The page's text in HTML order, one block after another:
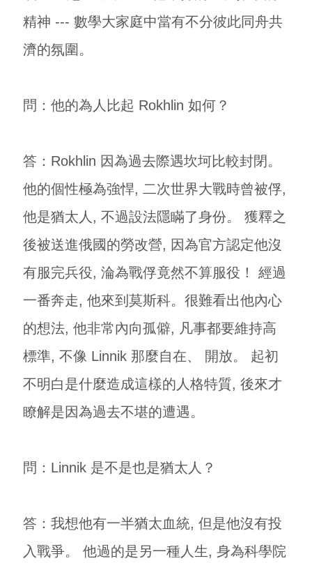
精神 --- 數學大家庭中當有不分彼此同舟共
濟的氛圍。
問：他的為人比起 Rokhlin 如何？
答：Rokhlin 因為過去際遇坎坷比較封閉。
他的個性極為強悍, 二次世界大戰時曾被俘,
他是猶太人, 不過設法隱瞞了身份。 獲釋之
後被送進俄國的勞改營, 因為官方認定他沒
有服完兵役, 淪為戰俘竟然不算服役！ 經過
一番奔走, 他來到莫斯科。很難看出他內心
的想法, 他非常內向孤僻, 凡事都要維持高
標準, 不像 Linnik 那麼自在、 開放。 起初
不明白是什麼造成這樣的人格特質, 後來才
瞭解是因為過去不堪的遭遇。
問：Linnik 是不是也是猶太人？
答：我想他有一半猶太血統, 但是他沒有投
入戰爭。 他過的是另一種人生, 身為科學院